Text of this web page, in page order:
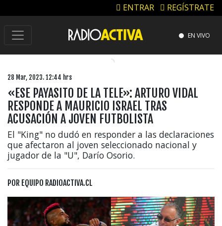
ENTRAR REGÍSTRATE
EN VIVO
28 Mar, 2023. 12:44 hrs
«ESE PAYASITO DE LA TELE»: ARTURO VIDAL
RESPONDE A MAURICIO ISRAEL TRAS
ACUSACIÓN A JOVEN FUTBOLISTA
El "King" no dudó en responder a las declaraciones
que afectaron al joven seleccionado nacional y
jugador de la "U", Darío Osorio.
POR EQUIPO RADIOACTIVA.CL